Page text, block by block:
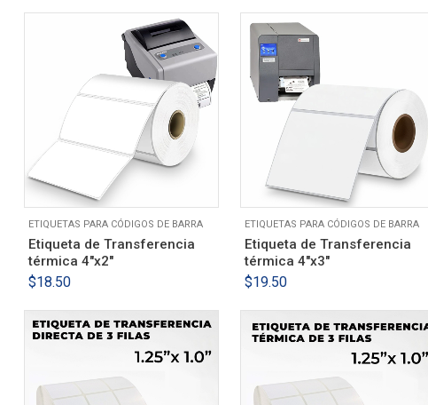
ETIQUETAS PARA CÓDIGOS DE BARRA
Etiqueta de Transferencia
térmica 4″x2″
$18.50
ETIQUETAS PARA CÓDIGOS DE BARRA
Etiqueta de Transferencia
térmica 4″x3″
$19.50